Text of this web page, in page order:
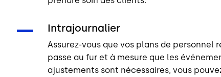
Intrajournalier
Assurez-vous que vos plans de personnel
passe au fur et à mesure que les
ajustements sont nécessaires, vous